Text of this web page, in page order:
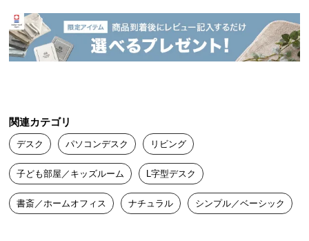
送
料
に
つ
大
型
商
品
の
配
関連カテゴリ
デスク パソコンデスク リビング
子ども部屋／キッズルーム L字型デスク
書斎／ホームオフィス ナチュラル シンプル／ベーシック